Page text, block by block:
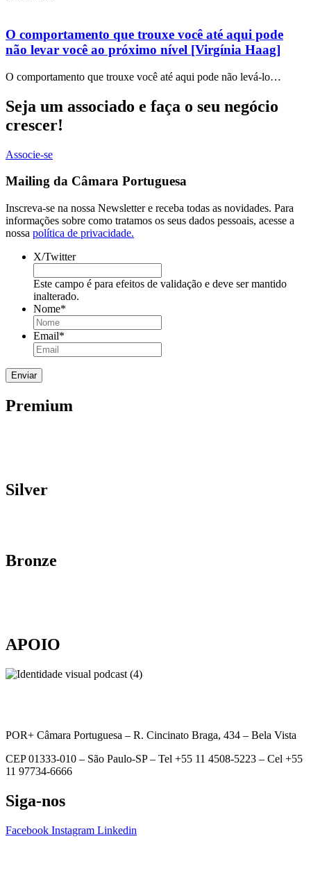
O comportamento que trouxe você até aqui pode
não levar você ao próximo nível [Virgínia Haag]
O comportamento que trouxe você até aqui pode não levá-lo…
Seja um associado e faça o seu negócio
crescer!
Associe-se
Mailing da Câmara Portuguesa
Inscreva-se na nossa Newsletter e receba todas as novidades. Para
informações sobre como tratamos os seus dados pessoais, acesse a
nossa política de privacidade.
X/Twitter
Este campo é para efeitos de validação e deve ser mantido
inalterado.
Nome*
Email*
Premium
Silver
Bronze
APOIO
POR+ Câmara Portuguesa – R. Cincinato Braga, 434 – Bela Vista
CEP 01333-010 – São Paulo-SP – Tel +55 11 4508-5223 – Cel +55
11 97734-6666
Siga-nos
Facebook Instagram Linkedin